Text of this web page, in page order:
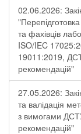
02.06.2026:
та фахівців
ISO/IEC
19011:2019,
рекомендацій"
27.05.2026:
та валідація
з вимогами
рекомендацій"